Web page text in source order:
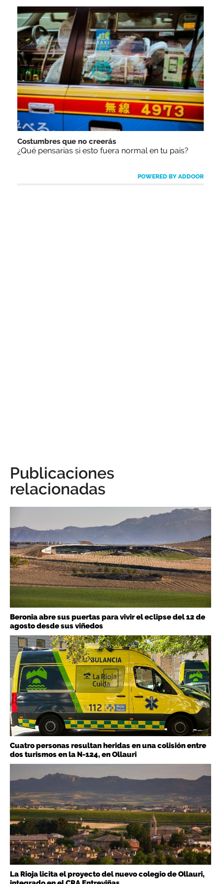
Costumbres que no creerás
¿Qué pensarías si esto fuera normal en tu país?
POWERED BY ADDOOR
Publicaciones
relacionadas
Beronia abre sus puertas para vivir el eclipse del 12 de
agosto desde sus viñedos
Cuatro personas resultan heridas en una colisión entre
dos turismos en la N-124, en Ollauri
La Rioja licita el proyecto del nuevo colegio de Ollauri,